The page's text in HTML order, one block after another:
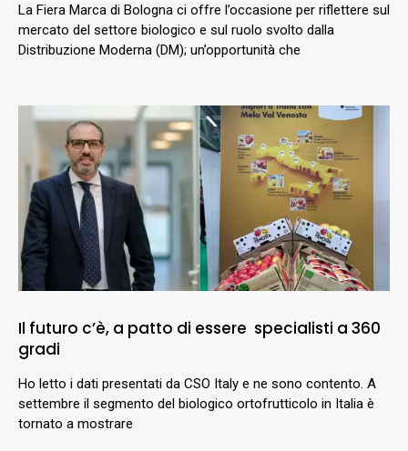
La Fiera Marca di Bologna ci offre l’occasione per riflettere sul
mercato del settore biologico e sul ruolo svolto dalla
Distribuzione Moderna (DM); un’opportunità che
Il futuro c’è, a patto di essere specialisti a 360
gradi
Ho letto i dati presentati da CSO Italy e ne sono contento. A
settembre il segmento del biologico ortofrutticolo in Italia è
tornato a mostrare